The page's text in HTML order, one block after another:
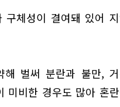
체성이 결여돼 있어
해 벌써 분란과 불만,
미비한 경우도 많아 혼